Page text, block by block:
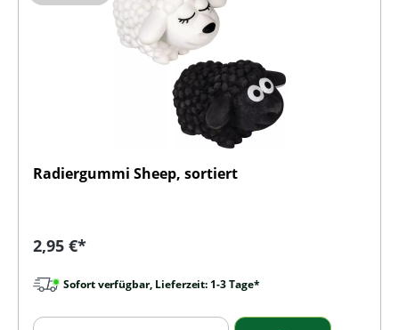
Radiergummi Sheep, sortiert
Regulärer Preis:
2,95 €*
Sofort verfügbar, Lieferzeit: 1-3 Tage*